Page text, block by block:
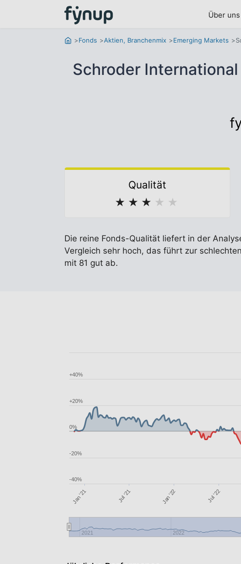
Über uns
Fonds Aktien, Branchenmix Emerging Markets
Schroder
Qualität
★ ★ ★ ★ ★
Die reine Fonds-Qualität liefert in der
Vergleich sehr hoch, das führt zur
mit 81 gut ab.
Jan '21 Jul '21 Jan '22 Jul '22
2021 2022
-40%
-20%
0%
+20%
+40%